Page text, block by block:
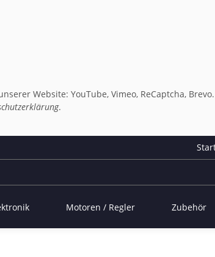
Website: YouTube, Vimeo, ReCaptcha,
.
Motoren / Regler Zubehör